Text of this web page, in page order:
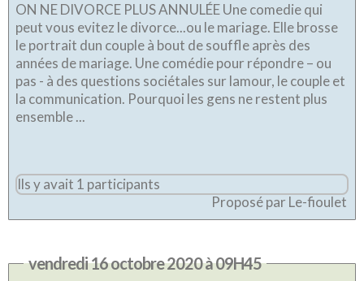
ON NE DIVORCE PLUS ANNULÉE Une comedie qui
peut vous evitez le divorce...ou le mariage. Elle brosse
le portrait dun couple à bout de souffle après des
années de mariage. Une comédie pour répondre – ou
pas - à des questions sociétales sur lamour, le couple et
la communication. Pourquoi les gens ne restent plus
ensemble ...
Ils y avait 1 participants
Proposé par Le-fioulet
vendredi 16 octobre 2020 à 09H45